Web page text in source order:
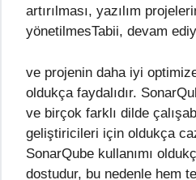
artırılması, yazılım
yönetilmesTabii, devam
ve projenin daha iyi
oldukça faydalıdır.
ve birçok farklı dilde
geliştiricileri için oldukça
SonarQube kullanımı
dostudur, bu nedenle hem